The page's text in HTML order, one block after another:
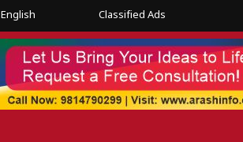
English Classified Ads